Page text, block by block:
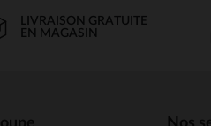
LIVRAISON GRATUITE
EN MAGASIN